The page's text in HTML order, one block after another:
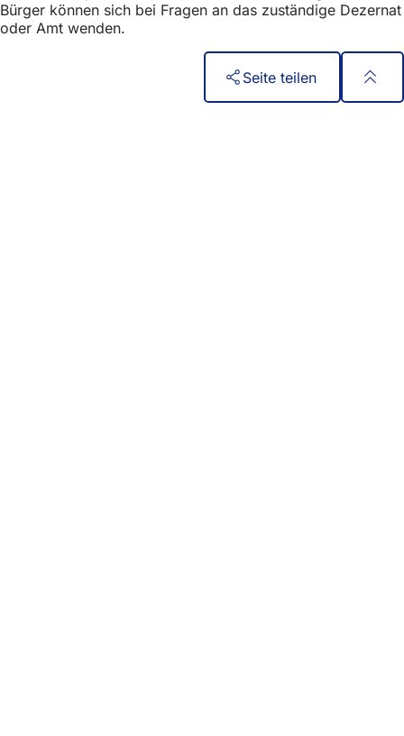
Bürger können sich bei Fragen an das zuständige Dezernat
oder Amt wenden.
Seite teilen